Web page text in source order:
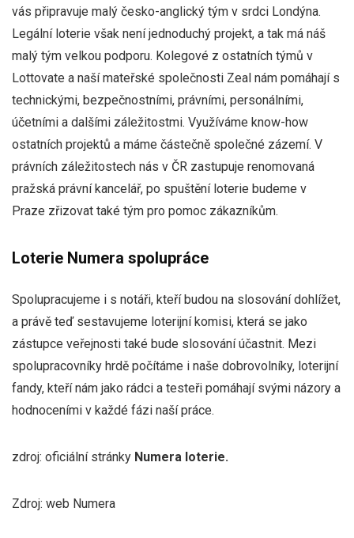
vás připravuje malý česko-anglický tým v srdci Londýna.
Legální loterie však není jednoduchý projekt, a tak má náš
malý tým velkou podporu. Kolegové z ostatních týmů v
Lottovate a naší mateřské společnosti Zeal nám pomáhají s
technickými, bezpečnostními, právními, personálními,
účetními a dalšími záležitostmi. Využíváme know-how
ostatních projektů a máme částečně společné zázemí. V
právních záležitostech nás v ČR zastupuje renomovaná
pražská právní kancelář, po spuštění loterie budeme v
Praze zřizovat také tým pro pomoc zákazníkům.
Loterie Numera spolupráce
Spolupracujeme i s notáři, kteří budou na slosování dohlížet,
a právě teď sestavujeme loterijní komisi, která se jako
zástupce veřejnosti také bude slosování účastnit. Mezi
spolupracovníky hrdě počítáme i naše dobrovolníky, loterijní
fandy, kteří nám jako rádci a testeři pomáhají svými názory a
hodnoceními v každé fázi naší práce.
zdroj: oficiální stránky Numera loterie.
Zdroj: web Numera